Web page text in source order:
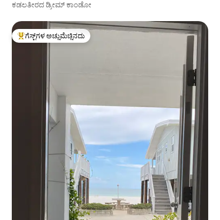
ಕಡಲತೀರದ ಡ್ರೀಮ್ ಕಾಂಡೋ
ಗೆಸ್ಟ್‌ಗಳಿಗೆ ಅತಿ ಹೆಚ್ಚು ಅಚ್ಚುಮೆಚ್ಚಿನದು
ಗೆಸ್ಟ್‌ಗಳ ಅಚ್ಚುಮೆಚ್ಚಿನದು